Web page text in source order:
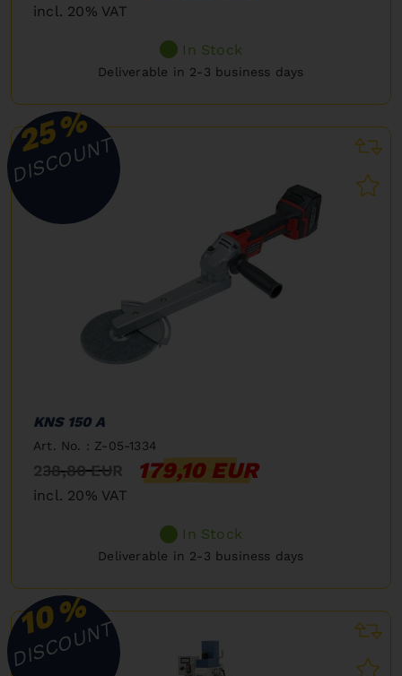
incl. 20% VAT
In Stock
Deliverable in 2-3 business days
25%
DISCOUNT
KNS 150 A
Art. No. : Z-05-1334
238,80 EUR 179,10 EUR
incl. 20% VAT
In Stock
Deliverable in 2-3 business days
10%
DISCOUNT